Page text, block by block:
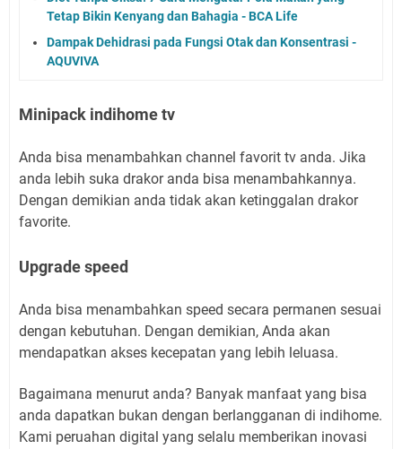
Tetap Bikin Kenyang dan Bahagia - BCA Life
Dampak Dehidrasi pada Fungsi Otak dan Konsentrasi -
AQUVIVA
Minipack indihome tv
Anda bisa menambahkan channel favorit tv anda. Jika
anda lebih suka drakor anda bisa menambahkannya.
Dengan demikian anda tidak akan ketinggalan drakor
favorite.
Upgrade speed
Anda bisa menambahkan speed secara permanen sesuai
dengan kebutuhan. Dengan demikian, Anda akan
mendapatkan akses kecepatan yang lebih leluasa.
Bagaimana menurut anda? Banyak manfaat yang bisa
anda dapatkan bukan dengan berlangganan di indihome.
Kami peruahan digital yang selalu memberikan inovasi